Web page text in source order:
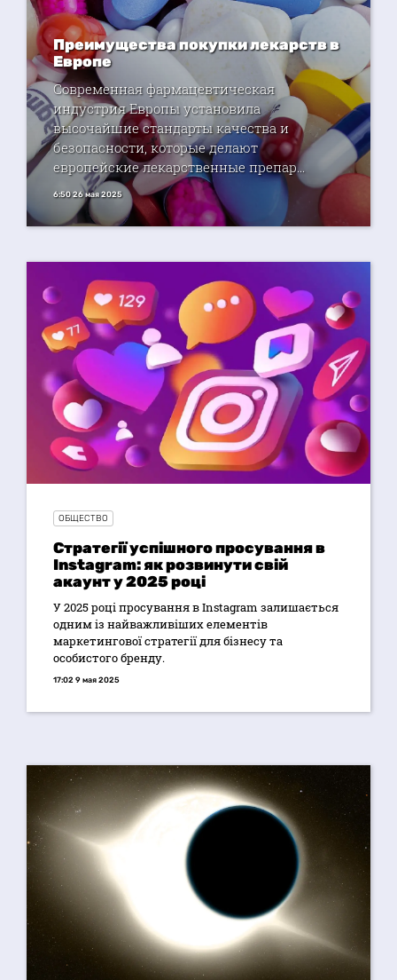
Преимущества покупки лекарств в
Европе
Современная фармацевтическая
индустрия Европы установила
высочайшие стандарты качества и
безопасности, которые делают
европейские лекарственные препар...
6:50 26 мая 2025
ОБЩЕСТВО
Стратегії успішного просування в
Instagram: як розвинути свій
акаунт у 2025 році
У 2025 році просування в Instagram залишається
одним із найважливіших елементів
маркетингової стратегії для бізнесу та
особистого бренду.
17:02 9 мая 2025